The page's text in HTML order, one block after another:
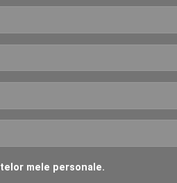
mele personale.